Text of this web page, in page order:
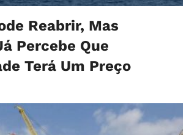
Reabrir, Mas
Percebe Que
Terá Um Preço